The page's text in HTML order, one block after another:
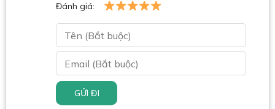
Đánh giá:
GỬI ĐI